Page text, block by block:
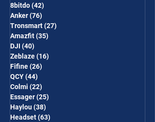
8bitdo(42)
Anker(76)
Tronsmart(27)
Amazfit(35)
DJI (40)
Zeblaze(16)
Fifine(26)
QCY(44)
Colmi (22)
Essager(25)
Haylou(38)
Headset(63)